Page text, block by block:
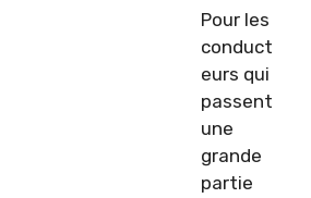
Pour les
conduct
eurs qui
passent
une
grande
partie